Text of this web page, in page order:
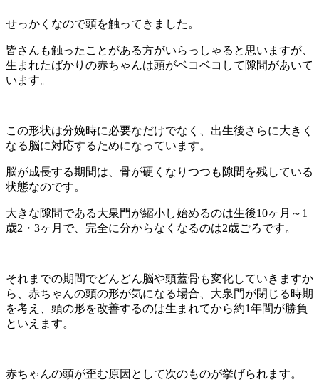
せっかくなので頭を触ってきました。
皆さんも触ったことがある方がいらっしゃると思いますが、
生まれたばかりの赤ちゃんは頭がベコベコして隙間があいて
います。
この形状は分娩時に必要なだけでなく、出生後さらに大きく
なる脳に対応するためになっています。
脳が成長する期間は、骨が硬くなりつつも隙間を残している
状態なのです。
大きな隙間である大泉門が縮小し始めるのは生後10ヶ月～1
歳2・3ヶ月で、完全に分からなくなるのは2歳ごろです。
それまでの期間でどんどん脳や頭蓋骨も変化していきますか
ら、赤ちゃんの頭の形が気になる場合、大泉門が閉じる時期
を考え、頭の形を改善するのは生まれてから約1年間が勝負
といえます。
赤ちゃんの頭が歪む原因として次のものが挙げられます。